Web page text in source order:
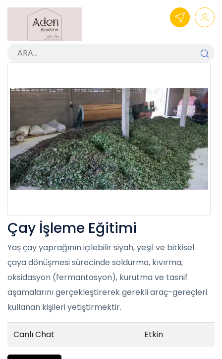
Çay İşleme Eğitimi
Yaş çay yaprağının içilebilir siyah, yeşil ve bitkisel
çaya dönüşmesi sürecinde soldurma, kıvırma,
oksidasyon (fermantasyon), kurutma ve tasnif
aşamalarını gerçekleştirerek gerekli araç-gereçleri
kullanan kişileri yetiştirmektir.
Canlı Chat Etkin